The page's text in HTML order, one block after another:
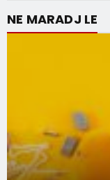
NE MARADJ LE